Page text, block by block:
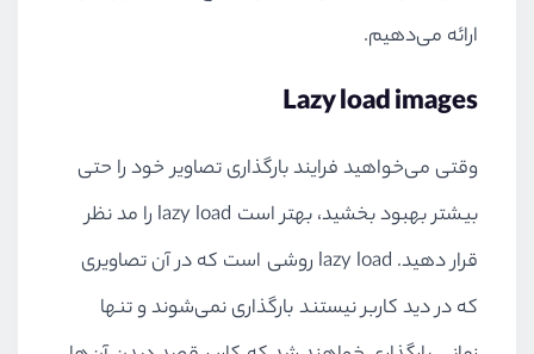
ارائه می‌دهیم.
Lazy load images
وقتی می‌خواهید فرایند بارگذاری تصاویر خود را حتی
بیشتر بهبود بخشید، بهتر است lazy load را مد نظر
قرار دهید. lazy load روشی است که در آن تصاویری
که در دید کاربر نیستند بارگذاری نمی‌شوند و تنها